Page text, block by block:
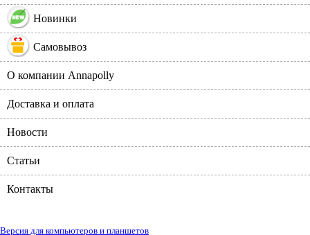
Новинки
Самовывоз
О компании Annapolly
Доставка и оплата
Новости
Статьи
Контакты
Версия для компьютеров и планшетов